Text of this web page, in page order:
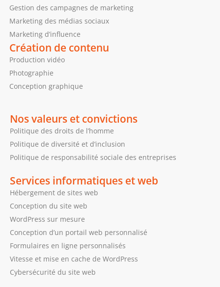
Gestion des campagnes de marketing
Marketing des médias sociaux
Marketing d’influence
Création de contenu
Production vidéo
Photographie
Conception graphique
Nos valeurs et convictions
Politique des droits de l’homme
Politique de diversité et d’inclusion
Politique de responsabilité sociale des entreprises
Services informatiques et web
Hébergement de sites web
Conception du site web
WordPress sur mesure
Conception d’un portail web personnalisé
Formulaires en ligne personnalisés
Vitesse et mise en cache de WordPress
Cybersécurité du site web